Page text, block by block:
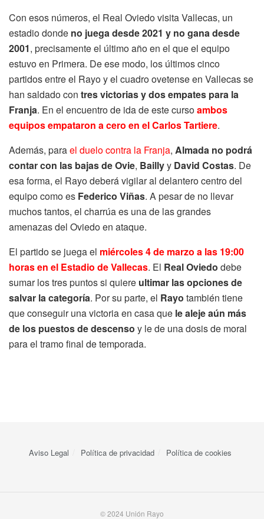
Con esos números, el Real Oviedo visita Vallecas, un
estadio donde no juega desde 2021 y no gana desde
2001, precisamente el último año en el que el equipo
estuvo en Primera. De ese modo, los últimos cinco
partidos entre el Rayo y el cuadro ovetense en Vallecas se
han saldado con tres victorias y dos empates para la
Franja. En el encuentro de ida de este cursoambos
equipos empataron a cero en el Carlos Tartiere.
Además, parael duelo contra la Franja, Almada no podrá
contar con las bajas de Ovie, Baillyy David Costas. De
esa forma, el Rayo deberá vigilar al delantero centro del
equipo como es Federico Viñas. A pesar de no llevar
muchos tantos, el charrúa es una de las grandes
amenazas del Oviedo en ataque.
El partido se juega el miércoles 4 de marzo a las 19:00
horas en el Estadio de Vallecas. El Real Oviedo debe
sumar los tres puntos si quiere ultimar las opciones de
salvar la categoría. Por su parte, el Rayo también tiene
que conseguir una victoria en casa que le aleje aún más
de los puestos de descenso y le de una dosis de moral
para el tramo final de temporada.
Aviso Legal Política de privacidad Política de cookies
© 2024 Unión Rayo